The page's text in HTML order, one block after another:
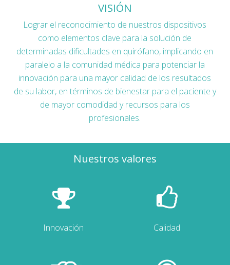
VISIÓN
Lograr el reconocimiento de nuestros dispositivos
como elementos clave para la solución de
determinadas dificultades en quirófano, implicando en
paralelo a la comunidad médica para potenciar la
innovación para una mayor calidad de los resultados
de su labor, en términos de bienestar para el paciente y
de mayor comodidad y recursos para los
profesionales.
Nuestros valores
Innovación Calidad